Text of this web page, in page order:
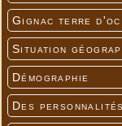
Gignac terre d'oc
Situation
Démographie
Des